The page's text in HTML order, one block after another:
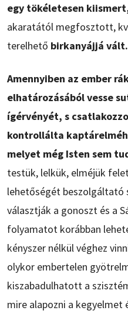
egy tökéletesen
akaratától megfosztott,
terelhető birkanyájjá vált.
Amennyiben az ember
elhatározásából vesse
ígérvényét, s
kontrollálta
melyet még Isten sem
testük, lelkük, elméjük
lehetőségét beszolgáltató
választják a gonoszt és a
folyamatot korábban
kényszer nélkül véghez
olykor embertelen
kiszabadulhatott a
mire alapozni a kegyelmet